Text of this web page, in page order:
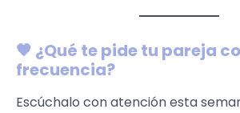
🧡 ¿Qué te pide tu pareja
frecuencia?
Escúchalo con atención esta